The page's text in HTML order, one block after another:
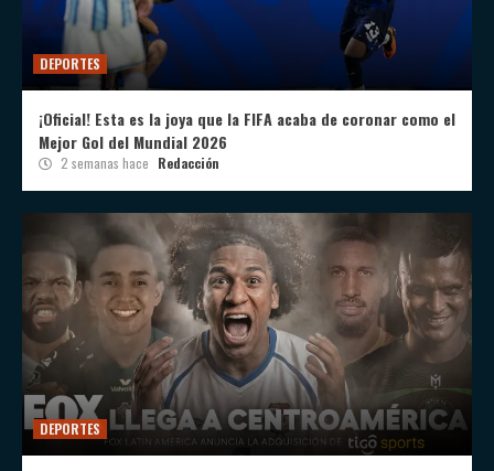
DEPORTES
¡Oficial! Esta es la joya que la FIFA acaba de coronar como el
Mejor Gol del Mundial 2026
2 semanas hace Redacción
DEPORTES